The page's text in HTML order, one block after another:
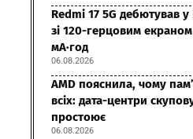
Redmi 17 5G дебютував
зі 120-герцовим
мА·год
06.08.2026
AMD пояснила, чому
всіх: дата-центри
простоює
06.08.2026